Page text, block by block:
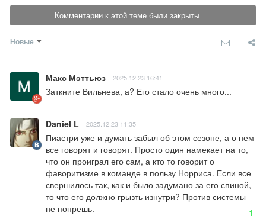
Комментарии к этой теме были закрыты
Новые
Макс Мэттьюз 2025.12.23 16:41
Заткните Вильнева, а? Его стало очень много...
Daniel L 2025.12.23 11:35
Пиастри уже и думать забыл об этом сезоне, а о нем
все говорят и говорят. Просто один намекает на то,
что он проиграл его сам, а кто то говорит о
фаворитизме в команде в пользу Норриса. Если все
свершилось так, как и было задумано за его спиной,
то что его должно грызть изнутри? Против системы
не попрешь.
1